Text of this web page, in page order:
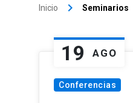
Inicio keyboard_arrow_right Seminarios
19 AGO
Conferencias